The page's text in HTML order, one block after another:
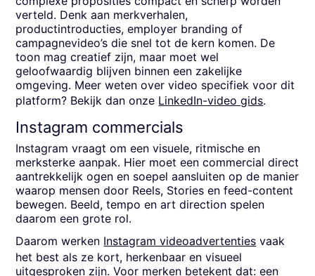
verteld. Denk aan merkverhalen,
productintroducties, employer branding of
campagnevideo’s die snel tot de kern komen. De
toon mag creatief zijn, maar moet wel
geloofwaardig blijven binnen een zakelijke
omgeving. Meer weten over video specifiek voor dit
platform? Bekijk dan onze LinkedIn-video gids.
Instagram commercials
Instagram vraagt om een visuele, ritmische en
merksterke aanpak. Hier moet een commercial direct
aantrekkelijk ogen en soepel aansluiten op de manier
waarop mensen door Reels, Stories en feed-content
bewegen. Beeld, tempo en art direction spelen
daarom een grote rol.
Daarom werken Instagram videoadvertenties vaak
het best als ze kort, herkenbaar en visueel
uitgesproken zijn. Voor merken betekent dat: een